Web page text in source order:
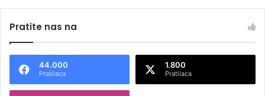
t
n
Pratite nas na
44.000
Pratilaca
1.800
Pratilaca